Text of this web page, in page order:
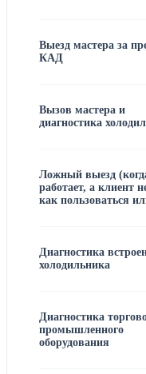
Выезд мастера за
КАД
Вызов мастера и
диагностика
Ложный выезд
работает, а клиент
как пользоваться
Диагностика
холодильника
Диагностика
промышленного
оборудования